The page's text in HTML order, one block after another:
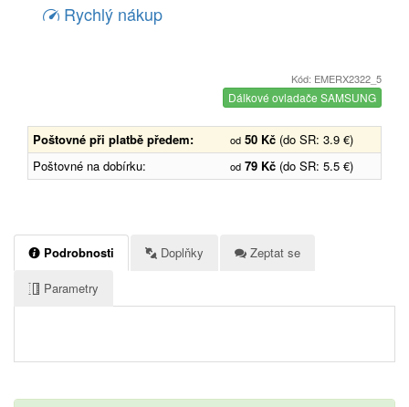
Rychlý nákup
Kód: EMERX2322_5
Dálkové ovladače SAMSUNG
Poštovné při platbě předem: od 50 Kč (do SR: 3.9 €)
Poštovné na dobírku:
od 79 Kč (do SR: 5.5 €)
Podrobnosti Doplňky Zeptat se
Parametry